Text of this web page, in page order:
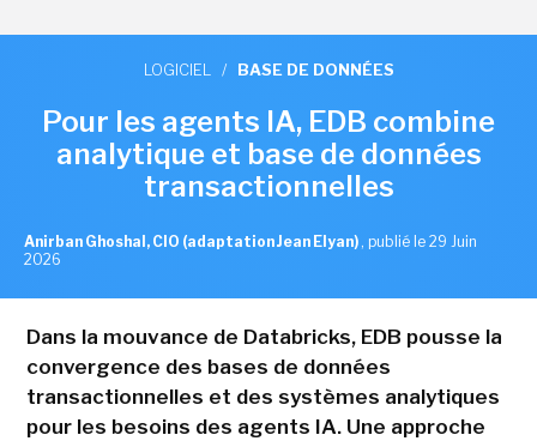
LOGICIEL / BASE DE DONNÉES
Pour les agents IA, EDB combine
analytique et base de données
transactionnelles
Anirban Ghoshal, CIO (adaptation Jean Elyan) , publié le 29 Juin
2026
Dans la mouvance de Databricks, EDB pousse la
convergence des bases de données
transactionnelles et des systèmes analytiques
pour les besoins des agents IA. Une approche